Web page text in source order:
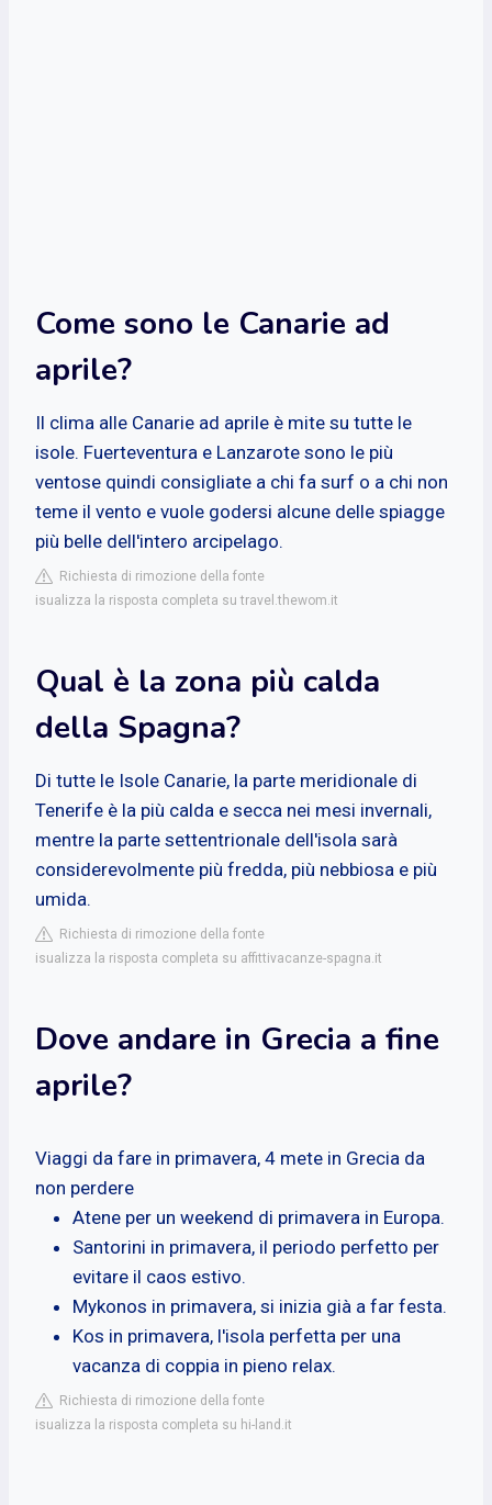
Come sono le Canarie ad
aprile?
Il clima alle Canarie ad aprile è mite su tutte le
isole. Fuerteventura e Lanzarote sono le più
ventose quindi consigliate a chi fa surf o a chi non
teme il vento e vuole godersi alcune delle spiagge
più belle dell'intero arcipelago.
Richiesta di rimozione della fonte
isualizza la risposta completa su travel.thewom.it
Qual è la zona più calda
della Spagna?
Di tutte le Isole Canarie, la parte meridionale di
Tenerife è la più calda e secca nei mesi invernali,
mentre la parte settentrionale dell'isola sarà
considerevolmente più fredda, più nebbiosa e più
umida.
Richiesta di rimozione della fonte
isualizza la risposta completa su affittivacanze-spagna.it
Dove andare in Grecia a fine
aprile?
Viaggi da fare in primavera, 4 mete in Grecia da
non perdere
Atene per un weekend di primavera in Europa.
Santorini in primavera, il periodo perfetto per
evitare il caos estivo.
Mykonos in primavera, si inizia già a far festa.
Kos in primavera, l'isola perfetta per una
vacanza di coppia in pieno relax.
Richiesta di rimozione della fonte
isualizza la risposta completa su hi-land.it